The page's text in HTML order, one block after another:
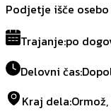
Podjetje išče
Trajanje:po
Delovni čas:
Kraj dela: